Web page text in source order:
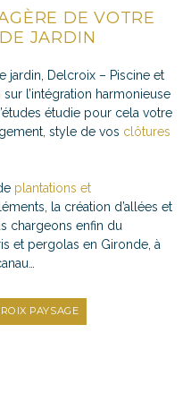
DE VOTRE
JARDIN
jardin, Delcroix – Piscine et
l’intégration harmonieuse
étudie pour cela votre
style de vos clôtures
plantations et
la création d’allées et
chargeons enfin du
et pergolas en Gironde, à
PAYSAGE